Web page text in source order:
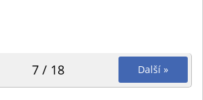
Další »
7 / 18